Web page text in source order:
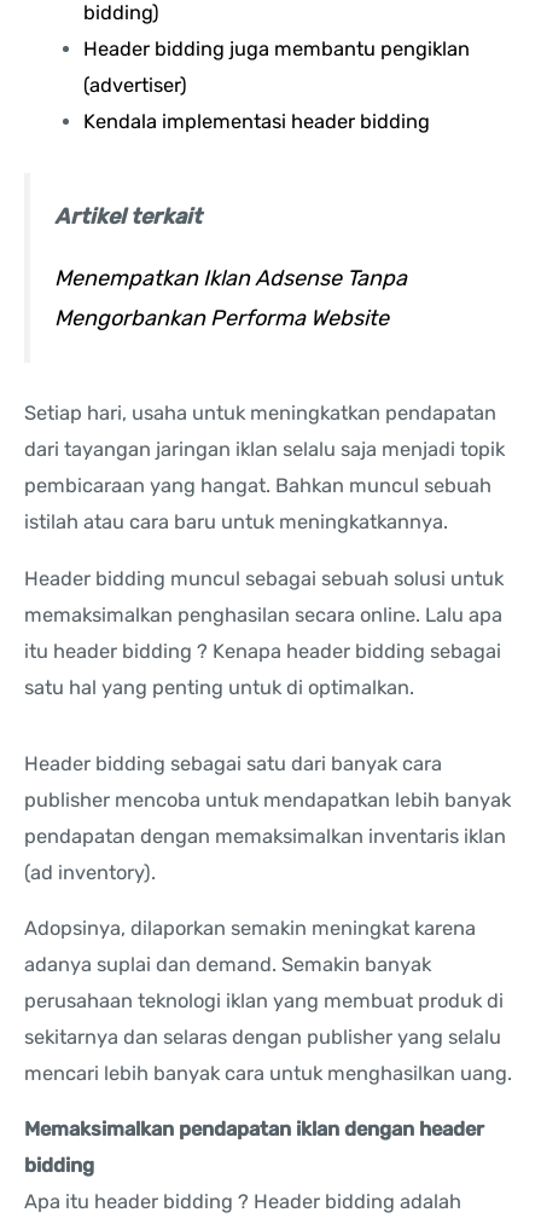
bidding)
Header bidding juga membantu pengiklan
(advertiser)
Kendala implementasi header bidding
Artikel terkait
Menempatkan Iklan Adsense Tanpa
Mengorbankan Performa Website
Setiap hari, usaha untuk meningkatkan pendapatan
dari tayangan jaringan iklan selalu saja menjadi topik
pembicaraan yang hangat. Bahkan muncul sebuah
istilah atau cara baru untuk meningkatkannya.
Header bidding muncul sebagai sebuah solusi untuk
memaksimalkan penghasilan secara online. Lalu apa
itu header bidding ? Kenapa header bidding sebagai
satu hal yang penting untuk di optimalkan.
Header bidding sebagai satu dari banyak cara
publisher mencoba untuk mendapatkan lebih banyak
pendapatan dengan memaksimalkan inventaris iklan
(ad inventory).
Adopsinya, dilaporkan semakin meningkat karena
adanya suplai dan demand. Semakin banyak
perusahaan teknologi iklan yang membuat produk di
sekitarnya dan selaras dengan publisher yang selalu
mencari lebih banyak cara untuk menghasilkan uang.
Memaksimalkan pendapatan iklan dengan header
bidding
Apa itu header bidding ? Header bidding adalah